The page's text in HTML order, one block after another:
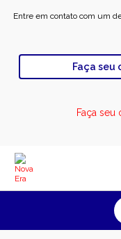
Entre em contato com um
Faça seu
Faça